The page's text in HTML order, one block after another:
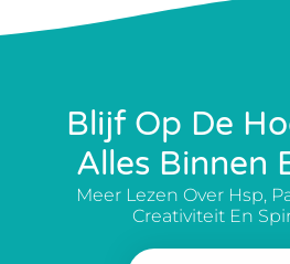
Blijf Op De
Alles Binnen
Meer Lezen Over Hsp,
Creativiteit En